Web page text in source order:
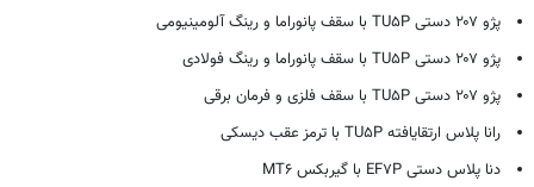
پژو ۲۰۷ دستی TU۵P با سقف پانوراما و رینگ آلومینیومی
پژو ۲۰۷ دستی TU۵P با سقف پانوراما و رینگ فولادی
پژو ۲۰۷ دستی TU۵P با سقف فلزی و فرمان برقی
رانا پلاس ارتقایافته TU۵P با ترمز عقب دیسکی
دنا پلاس دستی EF۷P با گیربکس MT۶